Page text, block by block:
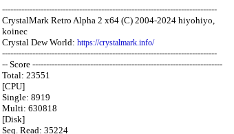
------------------------------------------------------------------------------
CrystalMark Retro Alpha 2 x64 (C) 2004-2024 hiyohiyo,
koinec
Crystal Dew World: https://crystalmark.info/
------------------------------------------------------------------------------
-- Score ---------------------------------------------------------------------
Total: 23551
[CPU]
Single: 8919
Multi: 630818
[Disk]
Seq. Read: 35224